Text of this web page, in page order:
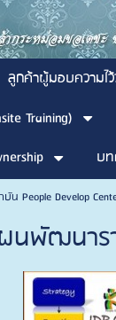
ลูกค้าผู้มอบความไว้
Training)
บ
น People Develop
นพัฒนารา